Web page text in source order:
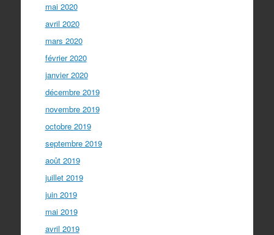
mai 2020
avril 2020
mars 2020
février 2020
janvier 2020
décembre 2019
novembre 2019
octobre 2019
septembre 2019
août 2019
juillet 2019
juin 2019
mai 2019
avril 2019